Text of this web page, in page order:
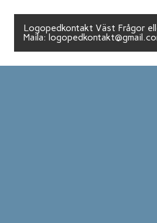
Logopedkontakt Väst Frågor
Maila: